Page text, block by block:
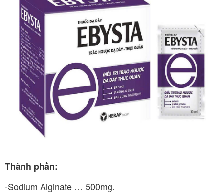
Thành phần:
-Sodium Alginate … 500mg.